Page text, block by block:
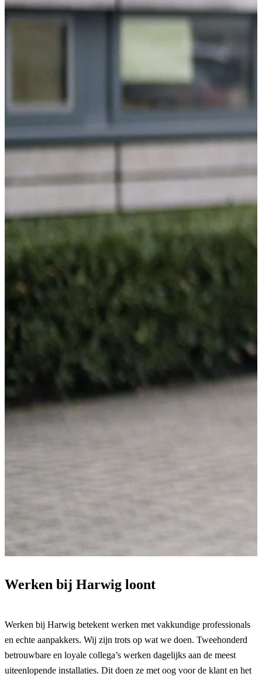
Werken bij Harwig loont
Werken bij Harwig betekent werken met vakkundige professionals
en echte aanpakkers. Wij zijn trots op wat we doen. Tweehonderd
betrouwbare en loyale collega’s werken dagelijks aan de meest
uiteenlopende installaties. Dit doen ze met oog voor de klant en het